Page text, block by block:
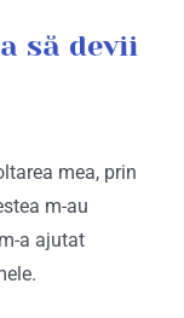
să devii
mea, prin
m-au
a ajutat